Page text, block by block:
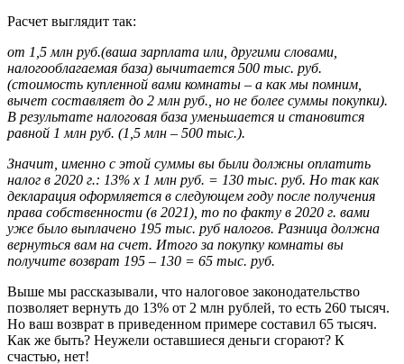
Расчет выглядит так:
от 1,5 млн руб.(ваша зарплата или, другими словами,
налогооблагаемая база) вычитается 500 тыс. руб.
(стоимость купленной вами комнаты – а как мы помним,
вычет составляет до 2 млн руб., но не более суммы покупки).
В результате налоговая база уменьшается и становится
равной 1 млн руб. (1,5 млн – 500 тыс.).
Значит, именно с этой суммы вы были должны оплатить
налог в 2020 г.: 13% х 1 млн руб. = 130 тыс. руб. Но так как
декларация оформляется в следующем году после получения
права собственности (в 2021), то по факту в 2020 г. вами
уже было выплачено 195 тыс. руб налогов. Разница должна
вернуться вам на счет. Итого за покупку комнаты вы
получите возврат 195 – 130 = 65 тыс. руб.
Выше мы рассказывали, что налоговое законодательство
позволяет вернуть до 13% от 2 млн рублей, то есть 260 тысяч.
Но ваш возврат в приведенном примере составил 65 тысяч.
Как же быть? Неужели оставшиеся деньги сгорают? К
счастью, нет!